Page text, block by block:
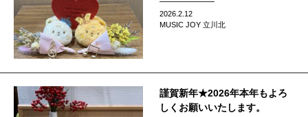
2026.2.12
MUSIC JOY 立川北
謹賀新年★2026年本年もよろ
しくお願いいたします。